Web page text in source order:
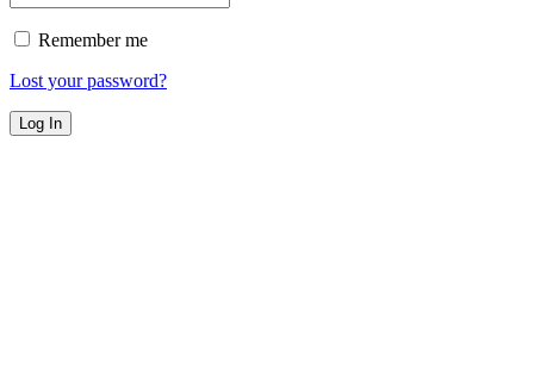
Remember me
Lost your password?